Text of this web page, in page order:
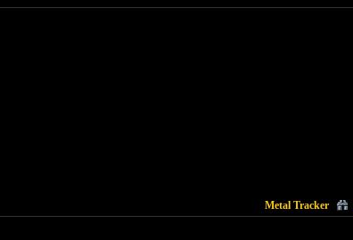
Metal Tracker